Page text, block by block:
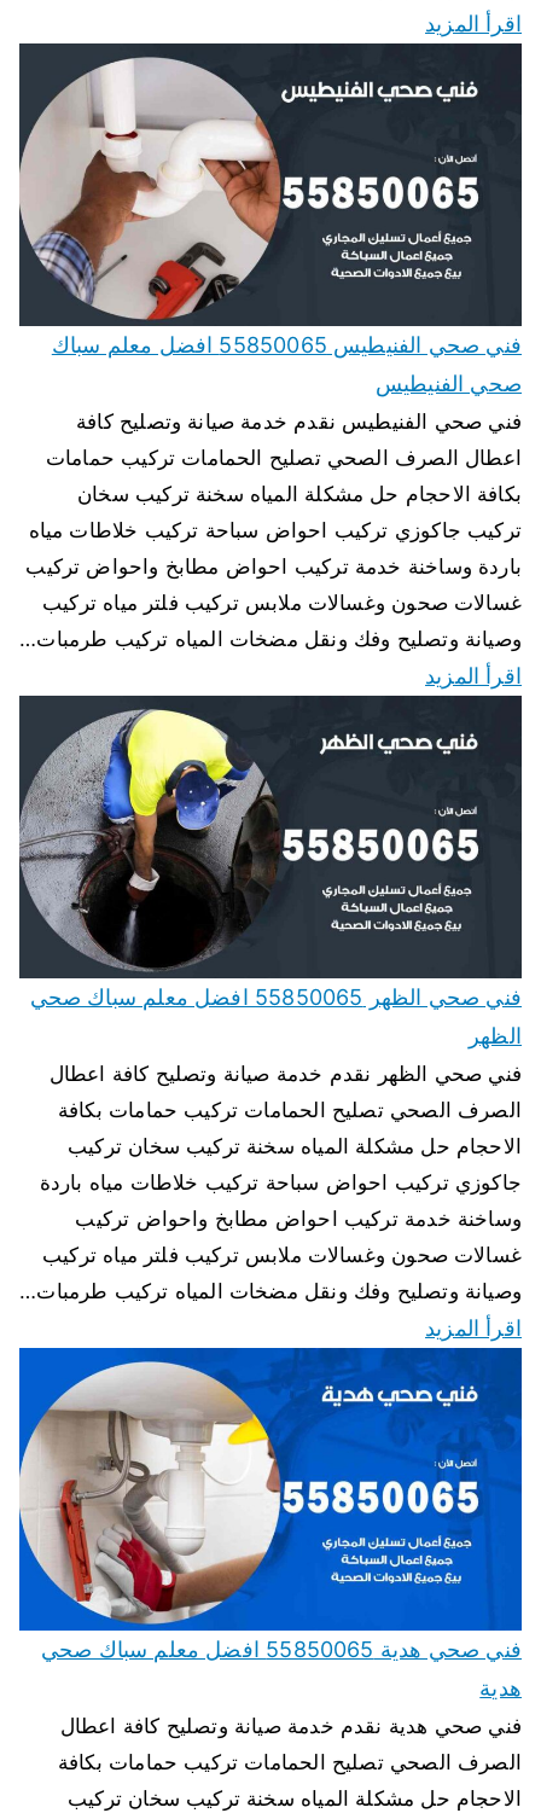
اقرأ المزيد
فني صحي الفنيطيس 55850065 افضل معلم سباك
صحي الفنيطيس
فني صحي الفنيطيس نقدم خدمة صيانة وتصليح كافة
اعطال الصرف الصحي تصليح الحمامات تركيب حمامات
بكافة الاحجام حل مشكلة المياه سخنة تركيب سخان
تركيب جاكوزي تركيب احواض سباحة تركيب خلاطات مياه
باردة وساخنة خدمة تركيب احواض مطابخ واحواض تركيب
غسالات صحون وغسالات ملابس تركيب فلتر مياه تركيب
وصيانة وتصليح وفك ونقل مضخات المياه تركيب طرمبات…
اقرأ المزيد
فني صحي الظهر 55850065 افضل معلم سباك صحي
الظهر
فني صحي الظهر نقدم خدمة صيانة وتصليح كافة اعطال
الصرف الصحي تصليح الحمامات تركيب حمامات بكافة
الاحجام حل مشكلة المياه سخنة تركيب سخان تركيب
جاكوزي تركيب احواض سباحة تركيب خلاطات مياه باردة
وساخنة خدمة تركيب احواض مطابخ واحواض تركيب
غسالات صحون وغسالات ملابس تركيب فلتر مياه تركيب
وصيانة وتصليح وفك ونقل مضخات المياه تركيب طرمبات…
اقرأ المزيد
فني صحي هدية 55850065 افضل معلم سباك صحي
هدية
فني صحي هدية نقدم خدمة صيانة وتصليح كافة اعطال
الصرف الصحي تصليح الحمامات تركيب حمامات بكافة
الاحجام حل مشكلة المياه سخنة تركيب سخان تركيب